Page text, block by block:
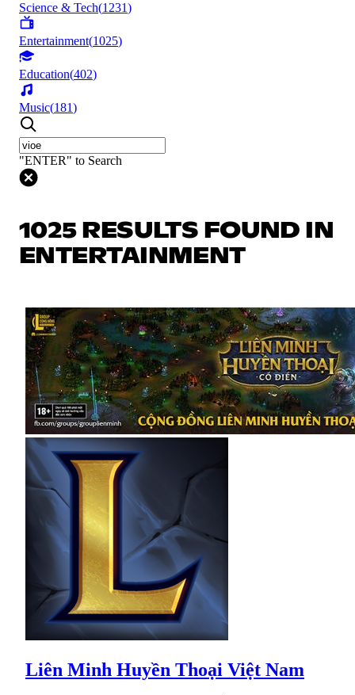
Science & Tech(1231)
Entertainment(1025)
Education(402)
Music(181)
"ENTER" to Search
1025 RESULTS FOUND IN
ENTERTAINMENT
Liên Minh Huyền Thoại Việt Nam